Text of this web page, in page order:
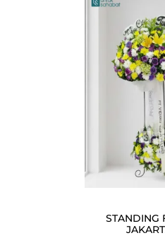
STANDING